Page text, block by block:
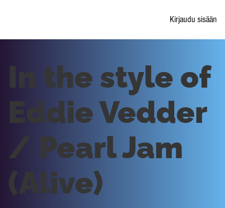
Kirjaudu sisään
In the style of
Eddie Vedder
/ Pearl Jam
(Alive)